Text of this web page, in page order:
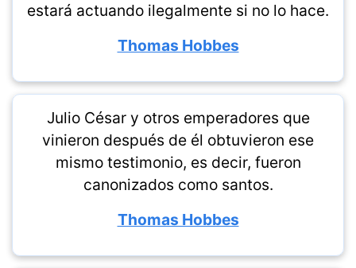
estará actuando ilegalmente si no lo hace.
Thomas Hobbes
Julio César y otros emperadores que
vinieron después de él obtuvieron ese
mismo testimonio, es decir, fueron
canonizados como santos.
Thomas Hobbes